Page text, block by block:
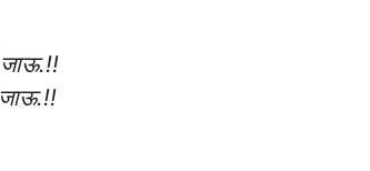
जाऊ.!!